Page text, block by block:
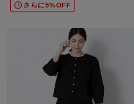
さらに5%OFF